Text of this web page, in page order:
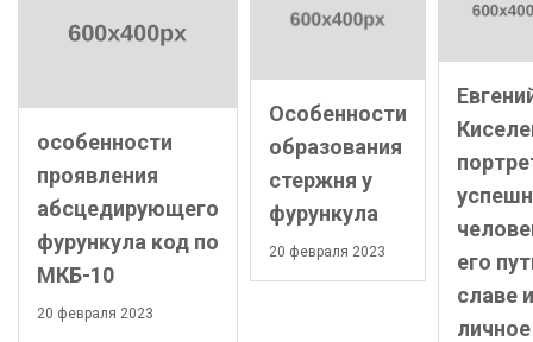
особенности
проявления
абсцедирующего
фурункула код по
МКБ-10
20 февраля 2023
Особенности
образования
стержня у
фурункула
20 февраля 2023
его
славе и
личное